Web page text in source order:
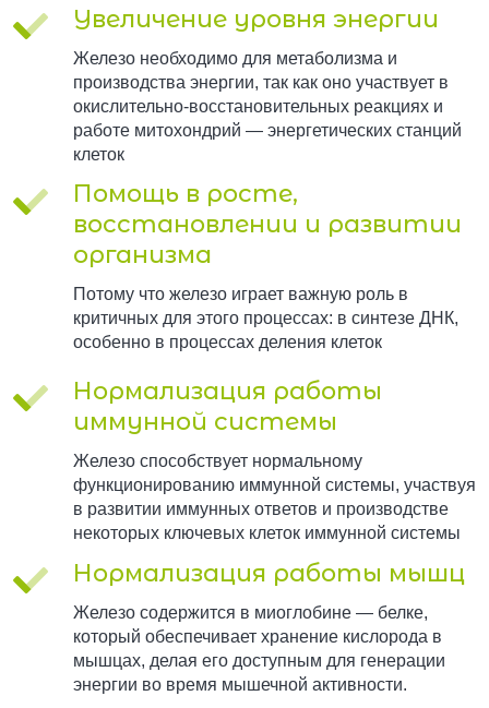
Увеличение уровня энергии
Железо необходимо для метаболизма и
производства энергии, так как оно участвует в
окислительно-восстановительных реакциях и
работе митохондрий — энергетических станций
клеток
Помощь в росте,
восстановлении и развитии
организма
Потому что железо играет важную роль в
критичных для этого процессах: в синтезе ДНК,
особенно в процессах деления клеток
Нормализация работы
иммунной системы
Железо способствует нормальному
функционированию иммунной системы, участвуя
в развитии иммунных ответов и производстве
некоторых ключевых клеток иммунной системы
Нормализация работы мышц
Железо содержится в миоглобине — белке,
который обеспечивает хранение кислорода в
мышцах, делая его доступным для генерации
энергии во время мышечной активности.